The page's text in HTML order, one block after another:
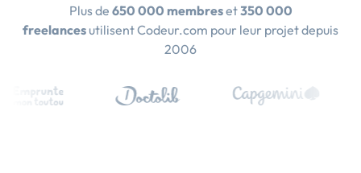
Plus de 650 000 membreset350 000
freelances utilisent Codeur.com pour leur projet depuis
2006